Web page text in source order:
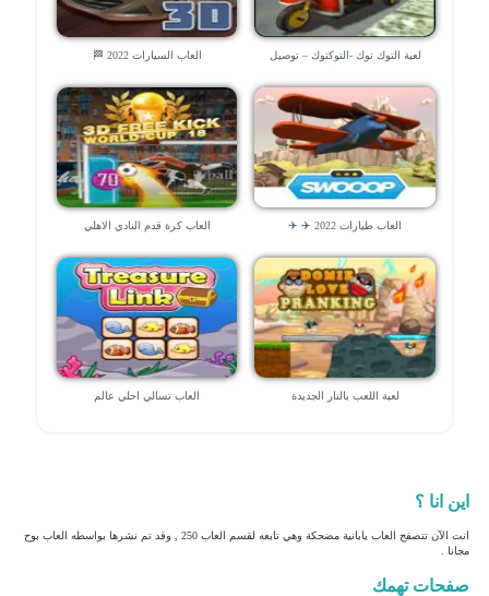
لعبة التوك توك -التوكتوك – توصيل
العاب السيارات 2022 🏁
العاب طيارات 2022 ✈️ ✈️ العاب كرة قدم النادي الاهلي
لعبة اللعب بالنار الجديدة العاب تسالي احلي عالم
اين انا ؟
انت الآن تتصفح العاب يابانية مضحكة وهي تابعه لقسم العاب 250 , وقد تم نشرها بواسطه العاب بوح
مجانا .
صفحات تهمك